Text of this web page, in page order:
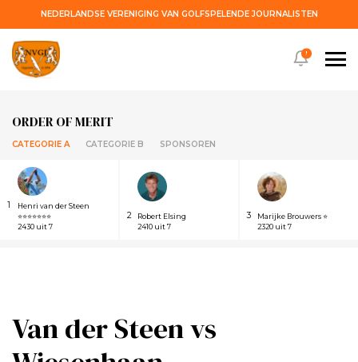
NEDERLANDSE VERENIGING VAN GOLFSPELENDE JOURNALISTEN
ORDER OF MERIT
CATEGORIE A CATEGORIE B SPONSOREN
1
Henri van der Steen
⭐⭐⭐⭐⭐⭐⭐
2430 uit 7
2
Robert Elsing
2410 uit 7
3
Marijke Brouwers ⭐
2320 uit 7
!
Van der Steen vs